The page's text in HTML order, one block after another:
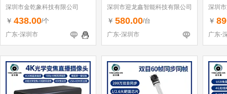
深圳市金乾象科技有限公司
￥ 438.00/个
广东-深圳市
深圳市迎龙鑫智能科技有限公司
￥ 580.00/台
广东-深圳市
深圳
￥
广东-